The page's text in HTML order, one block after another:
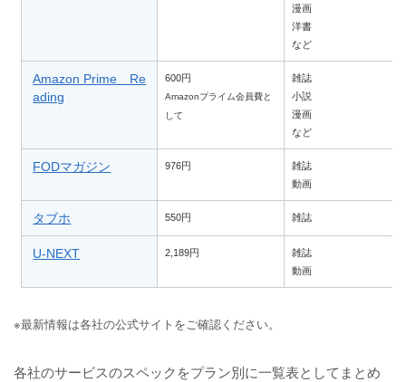
漫画
洋書
など
Amazon Prime Re
ading
600円
Amazonプライム会員費と
して
雑誌
小説
漫画
など
FODマガジン 976円
雑誌
動画
タブホ 550円 雑誌
U-NEXT 2,189円
雑誌
動画
※最新情報は各社の公式サイトをご確認ください。
各社のサービスのスペックをプラン別に一覧表としてまとめ